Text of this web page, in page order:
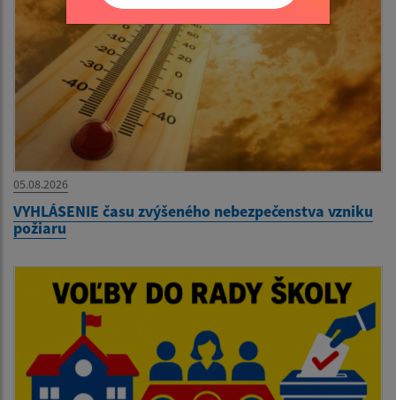
05.08.2026
VYHLÁSENIE času zvýšeného nebezpečenstva vzniku
požiaru